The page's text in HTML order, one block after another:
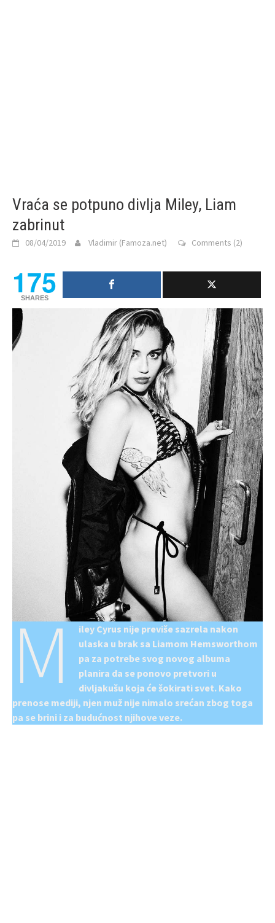
Vraća se potpuno divlja Miley, Liam
zabrinut
08/04/2019 Vladimir (Famoza.net) Comments (2)
175
SHARES
M
iley Cyrus nije previše sazrela nakon
ulaska u brak sa Liamom Hemsworthom
pa za potrebe svog novog albuma
planira da se ponovo pretvori u
divljakušu koja će šokirati svet. Kako
prenose mediji, njen muž nije nimalo srećan zbog toga
pa se brini i za budućnost njihove veze.